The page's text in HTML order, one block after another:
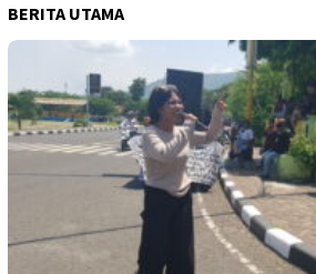
BERITA UTAMA